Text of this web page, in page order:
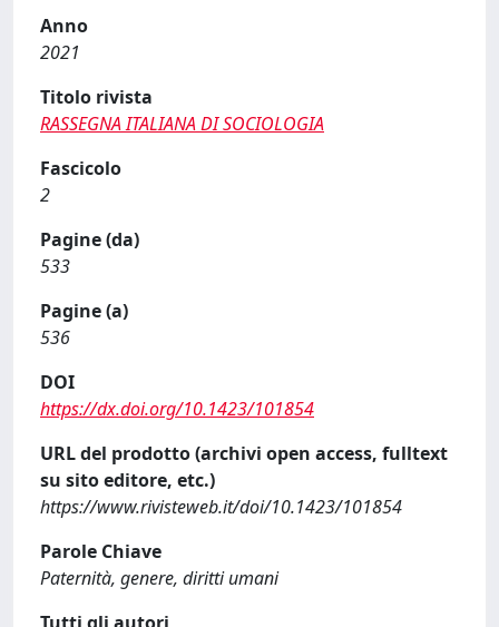
Anno
2021
Titolo rivista
RASSEGNA ITALIANA DI SOCIOLOGIA
Fascicolo
2
Pagine (da)
533
Pagine (a)
536
DOI
https://dx.doi.org/10.1423/101854
URL del prodotto (archivi open access, fulltext
su sito editore, etc.)
https://www.rivisteweb.it/doi/10.1423/101854
Parole Chiave
Paternità, genere, diritti umani